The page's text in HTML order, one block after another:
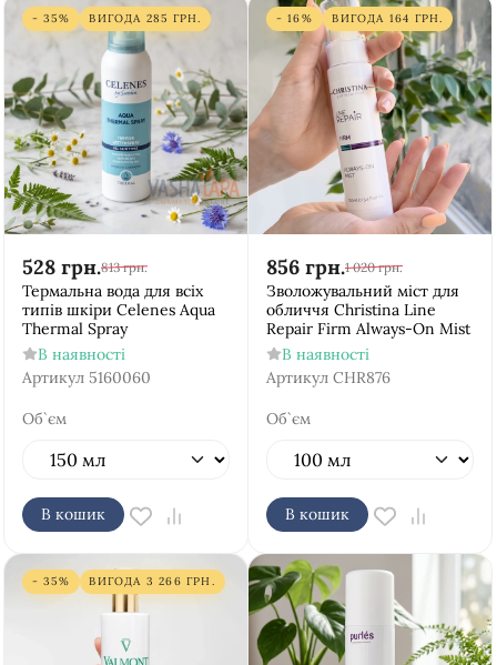
- 35% ВИГОДА 285 ГРН.
528 грн.813 грн.
Термальна вода для всіх
типів шкіри Celenes Aqua
Thermal Spray
В наявності
Артикул 5160060
Об`єм
В кошик
- 16% ВИГОДА 164 ГРН.
856 грн.1 020 грн.
Зволожувальний міст для
обличчя Christina Line
Repair Firm Always-On Mist
В наявності
Артикул CHR876
Об`єм
В кошик
- 35% ВИГОДА 3 266 ГРН.